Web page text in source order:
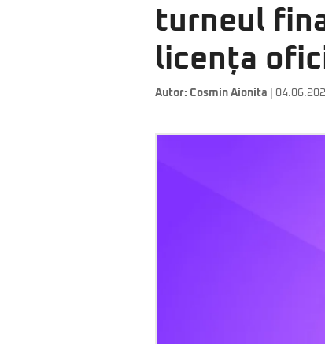
turneul
licența
Autor: Cosmin Aionita |